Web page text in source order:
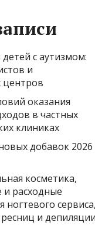
с аутизмом:
и
оказания
в частных
клиниках
добавок 2026
косметика,
и расходные
ногтевого сервиса,
и депиляции